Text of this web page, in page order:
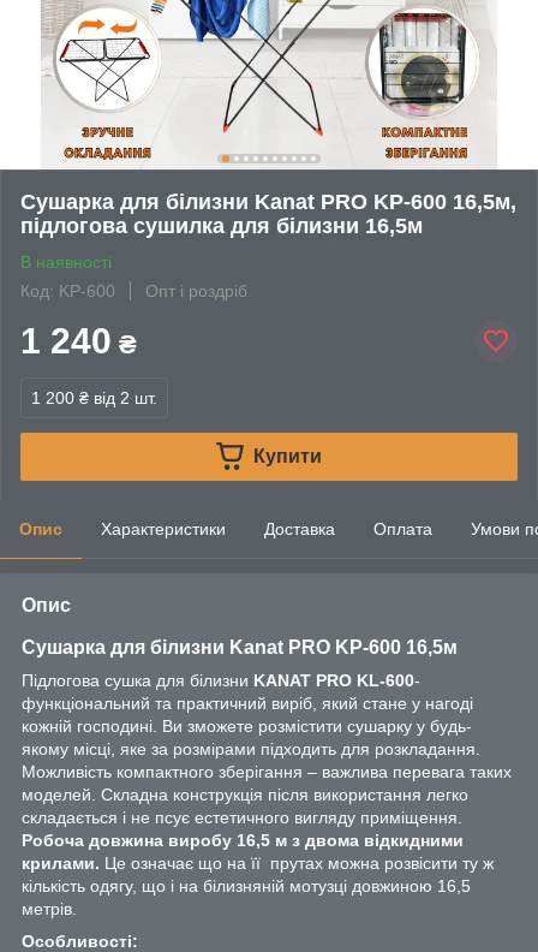
Сушарка для білизни Kanat PRO KP-600 16,5м,
підлогова сушилка для білизни 16,5м
В наявності
Код: KP-600
Опт і роздріб
1 240 ₴
1 200 ₴ від 2 шт.
Купити
Опис Характеристики Доставка Оплата Умови
Опис
Сушарка для білизни Kanat PRO KP-600 16,5м
Підлогова сушка для білизни KANAT PRO KL-600-
функціональний та практичний виріб, який стане у нагоді
кожній господині. Ви зможете розмістити сушарку у будь-
якому місці, яке за розмірами підходить для розкладання.
Можливість компактного зберігання – важлива перевага таких
моделей. Складна конструкція після використання легко
складається і не псує естетичного вигляду приміщення.
Робоча довжина виробу 16,5 м з двома відкидними
крилами. Це означає що на її прутах можна розвісити ту ж
кількість одягу, що і на білизняній мотузці довжиною 16,5
метрів.
Особливості: